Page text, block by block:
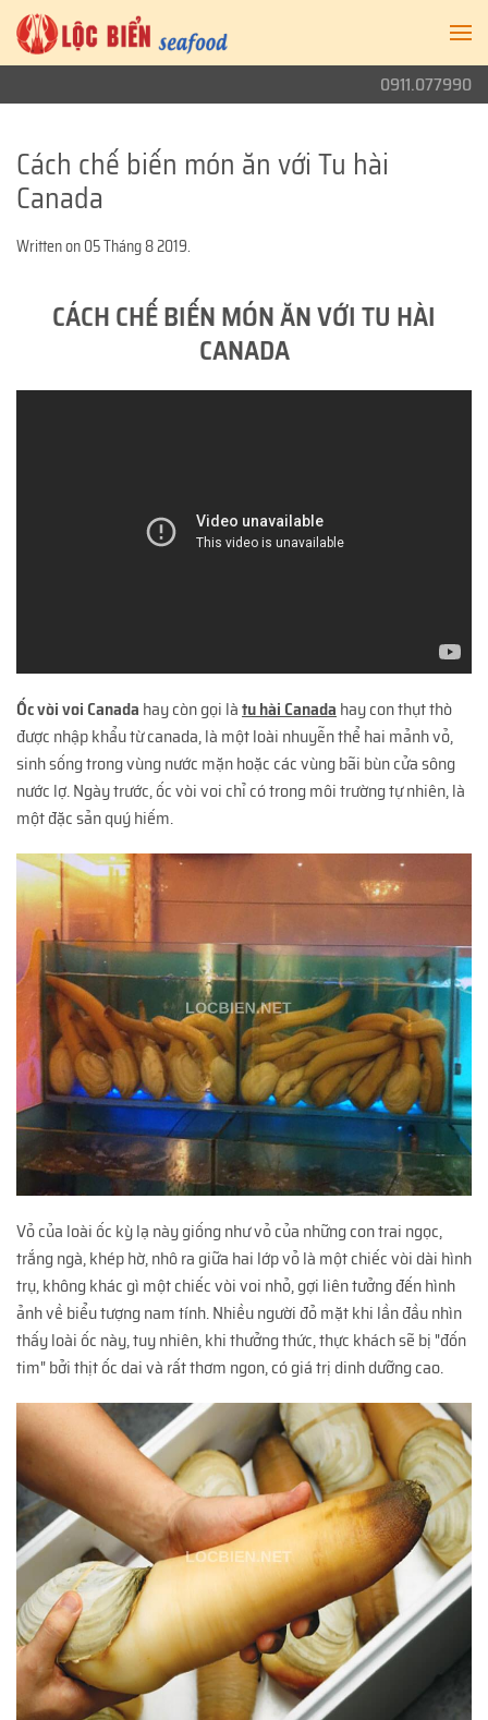
0911.077990
Cách chế biến món ăn với Tu hài
Canada
Written on05 Tháng 8 2019.
CÁCH CHẾ BIẾN MÓN ĂN VỚI TU HÀI
CANADA
Ốc vòi voi Canada hay còn gọi làtu hài Canadahay con thụt thò
được nhập khẩu từ canada, là một loài nhuyễn thể hai mảnh vỏ,
sinh sống trong vùng nước mặn hoặc các vùng bãi bùn cửa sông
nước lợ. Ngày trước, ốc vòi voi chỉ có trong môi trường tự nhiên, là
một đặc sản quý hiếm.
Vỏ của loài ốc kỳ lạ này giống như vỏ của những con trai ngọc,
trắng ngà, khép hờ, nhô ra giữa hai lớp vỏ là một chiếc vòi dài hình
trụ, không khác gì một chiếc vòi voi nhỏ, gợi liên tưởng đến hình
ảnh về biểu tượng nam tính. Nhiều người đỏ mặt khi lần đầu nhìn
thấy loài ốc này, tuy nhiên, khi thưởng thức, thực khách sẽ bị "đốn
tim" bởi thịt ốc dai và rất thơm ngon, có giá trị dinh dưỡng cao.